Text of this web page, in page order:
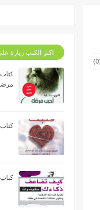
اكثر الكتب زيارة